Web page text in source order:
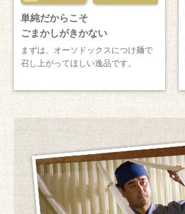
単純だからこそ
ごまかしがきかない
まずは、オーソドックスにつけ麺で
召し上がってほしい逸品です。